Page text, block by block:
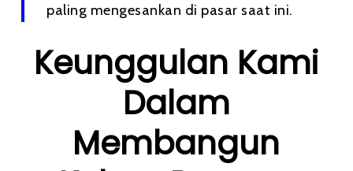
paling mengesankan di pasar saat ini.
Keunggulan Kami
Dalam
Membangun